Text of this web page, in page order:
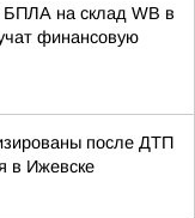
БПЛА на склад WB в
финансовую
после ДТП
в Ижевске